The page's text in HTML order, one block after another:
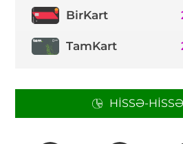
BirKart
TamKart
HISSƏ-